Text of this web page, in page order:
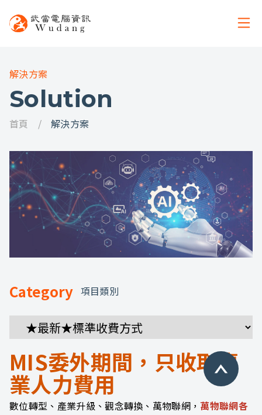
解決方案
Solution
首頁 解決方案
Category 項目類別
MIS委外期間，只收取專
業人力費用
數位轉型、產業升級、觀念轉換、萬物聯網，萬物聯網各